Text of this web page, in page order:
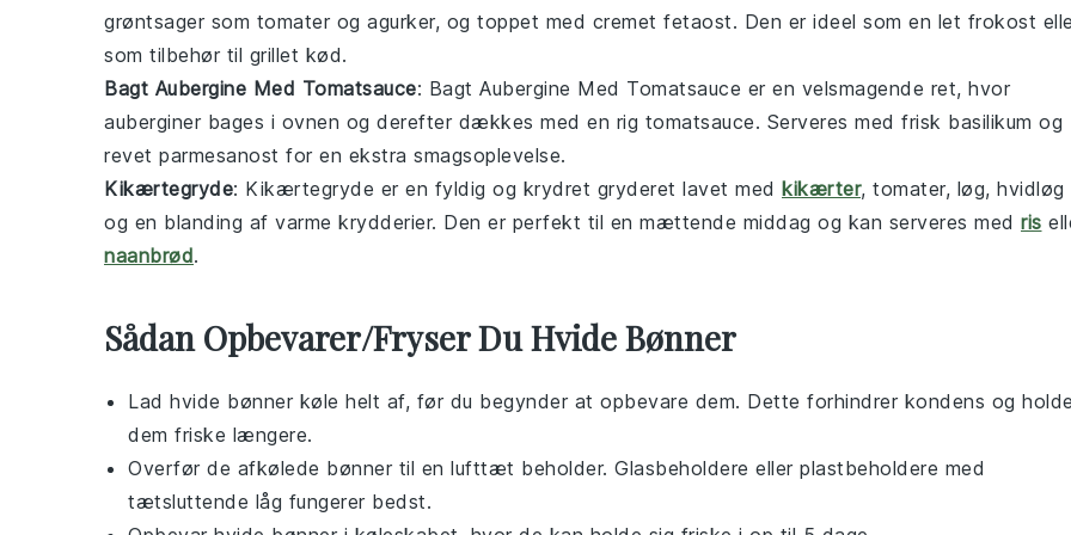
grøntsager som tomater og agurker, og toppet med cremet fetaost. Den er ideel som en let frokost
som tilbehør til grillet kød.
Bagt Aubergine Med Tomatsauce: Bagt Aubergine Med Tomatsauce er en velsmagende ret, hvor
auberginer bages i ovnen og derefter dækkes med en rig tomatsauce. Serveres med frisk basilikum og
revet parmesanost for en ekstra smagsoplevelse.
Kikærtegryde: Kikærtegryde er en fyldig og krydret gryderet lavet med kikærter, tomater, løg, hvidløg
og en blanding af varme krydderier. Den er perfekt til en mættende middag og kan serveres med ris
naanbrød.
Sådan Opbevarer/Fryser Du Hvide Bønner
Lad hvide bønner køle helt af, før du begynder at opbevare dem. Dette forhindrer kondens og
dem friske længere.
Overfør de afkølede bønner til en lufttæt beholder. Glasbeholdere eller plastbeholdere med
tætsluttende låg fungerer bedst.